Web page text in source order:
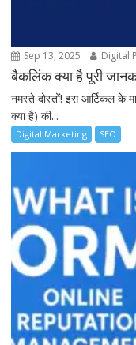
Sep 13, 2025 Digital
बैकलिंक क्या है पूरी
नमस्ते दोस्तों! इस आर्टिकल
क्या है) की...
Digital Marketing SEO